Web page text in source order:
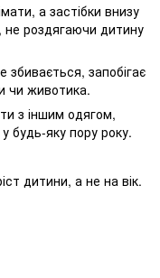
а застібки внизу
не роздягаючи дитину
збивається, запобігає
чи животика.
з іншим одягом,
будь-яку пору року.
дитини, а не на вік.